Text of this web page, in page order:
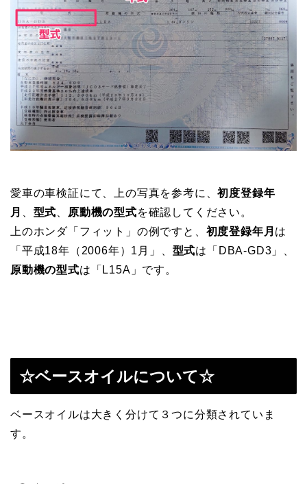
愛車の車検証にて、上の写真を参考に、初度登録年
月
型式 原動機の型式を確認してください。
上のホンダ「フィット」の例ですと、 初度登録年月 は
「平成18年（2006年）1月」、 型式は「DBA-GD3」、
原動機の型式は「L15A」です。
☆ベースオイルについて☆
ベースオイルは大きく分けて３つに分類されていま
す。